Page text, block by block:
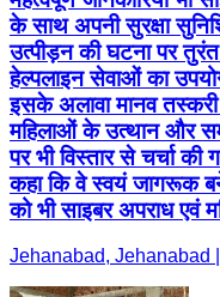
के साथ अपनी सुरक्षा
उत्पीड़न की घटना पर
हेल्पलाइन सेवाओं का
इसके अलावा मानव
महिलाओं के उत्थान और
पर भी विस्तार से चर्चा की
कहा कि वे स्वयं जागरूक
को भी साइबर अपराध एवं
Jehanabad, Jehanabad